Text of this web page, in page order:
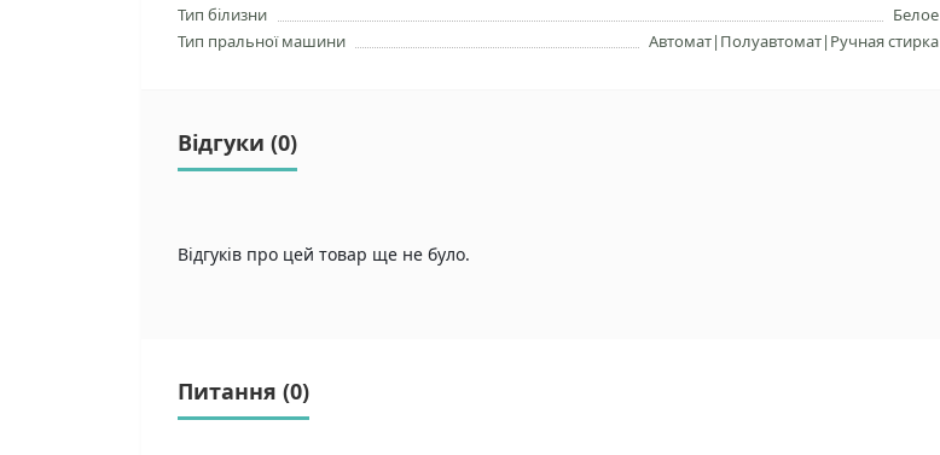
Тип білизни
Белое
Тип пральної машини
Автомат|Полуавтомат|Ручная стирка
Відгуки (0)
Відгуків про цей товар ще не було.
Питання (0)